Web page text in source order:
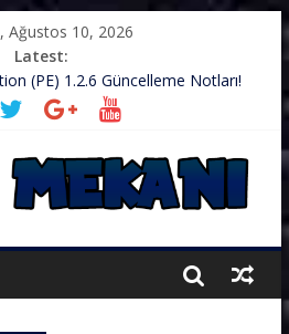
Ağustos 10, 2026
Latest:
(PE) 1.2.6 Güncelleme Notları!
Nasıl Koyarım?
– v1.2.10
IP – Harika Bir Server
Notları